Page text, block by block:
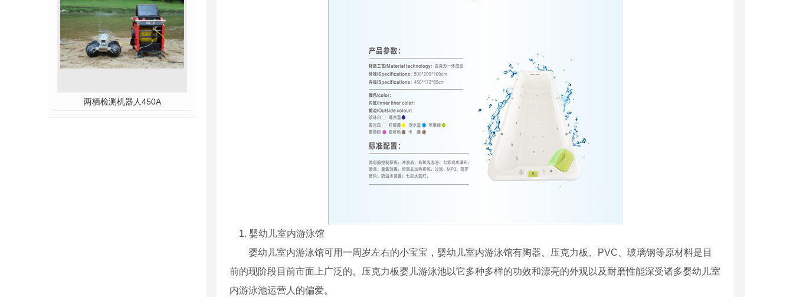
两栖检测机器人450A
1. 婴幼儿室内游泳馆
婴幼儿室内游泳馆可用一周岁左右的小宝宝，婴幼儿室内游泳馆有陶器、压克力板、PVC、玻璃钢等原材料是目
前的现阶段目前市面上广泛的。压克力板婴儿游泳池以它多种多样的功效和漂亮的外观以及耐磨性能深受诸多婴幼儿室
内游泳池运营人的偏爱。